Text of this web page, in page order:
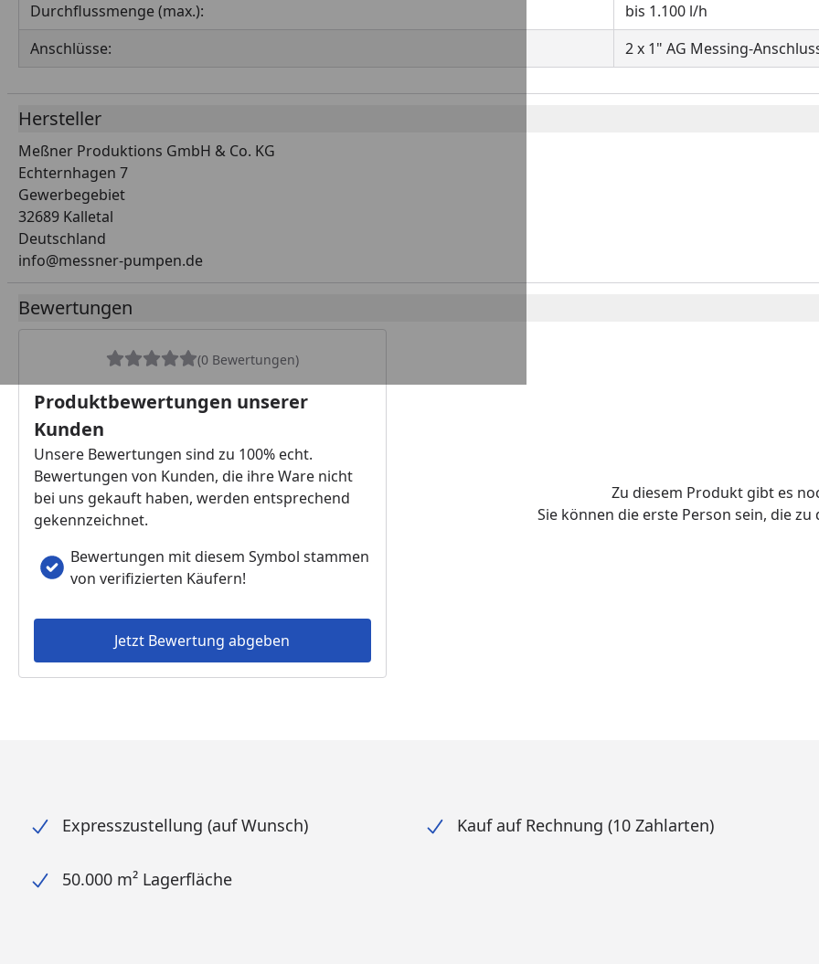
Durchflussmenge (max.):
bis 1.100 l/h
Anschlüsse:
2 x 1" AG Messing-
Hersteller
Meßner Produktions GmbH & Co. KG
Echternhagen 7
Gewerbegebiet
32689 Kalletal
Deutschland
info@messner-pumpen.de
Bewertungen
(0 Bewertungen)
Produktbewertungen unserer
Kunden
Unsere Bewertungen sind zu 100% echt.
Bewertungen von Kunden, die ihre Ware nicht
bei uns gekauft haben, werden entsprechend
gekennzeichnet.
Bewertungen mit diesem Symbol stammen
von verifizierten Käufern!
Jetzt Bewertung abgeben
Zu diesem Produkt gibt es
Sie können die erste Person sein, die
Expresszustellung (auf Wunsch) Kauf auf Rechnung (10 Zahlarten)
50.000 m² Lagerfläche